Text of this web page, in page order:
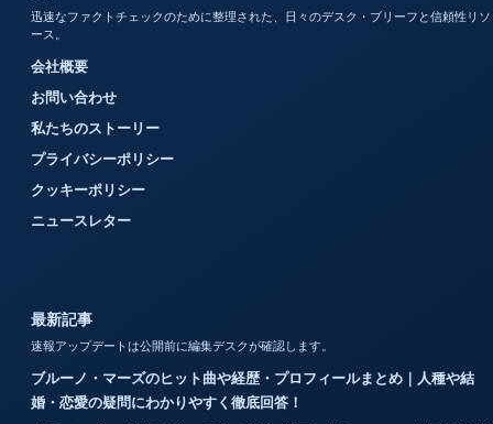
迅速なファクトチェックのために整理された、日々のデスク・ブリーフと信頼性リソ
ース。
会社概要
お問い合わせ
私たちのストーリー
プライバシーポリシー
クッキーポリシー
ニュースレター
最新記事
速報アップデートは公開前に編集デスクが確認します。
ブルーノ・マーズのヒット曲や経歴・プロフィールまとめ｜人種や結
婚・恋愛の疑問にわかりやすく徹底回答！